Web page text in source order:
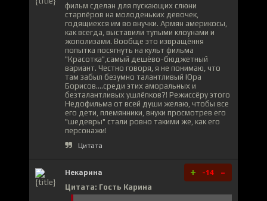
фильм сделан для пускающих слюни
старпёров на молоденьких девочек,
годящиехся им во внучки. Армян америкосы,
как всегда, выставили тупыми клоунами и
жополизами. Вообще это извращёння
попытка посягнуть на культ фильма
"Красотка",самый дешёво-бюджетный
вариант. Честно говоря, я не понимаю, что
там забыл безумно талантливый Юра
Борисов....среди этих аморальных и
безталантливых ушлёпков?! Режиссёру этого
Недофильма от всей души желаю, чтобы все
его дети, племянники, внуки просмотрев его
"шедевры" стали ровно такими же, как его
персонажи!
Цитата
Некарина + -14 -
Цитата: Гость Карина